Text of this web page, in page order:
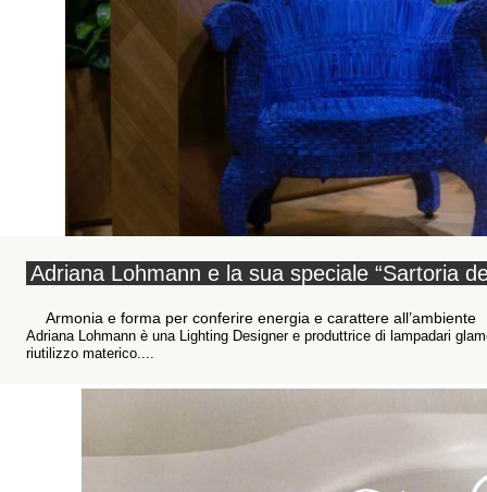
Adriana Lohmann e la sua speciale “Sartoria
Armonia e forma per conferire energia e carattere all’ambiente
Adriana Lohmann è una Lighting Designer e produttrice di lampadari
riutilizzo materico....